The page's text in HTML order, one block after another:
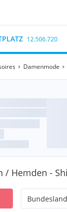
12.506.720
Damenmode
/ Hemden -
Bundesland